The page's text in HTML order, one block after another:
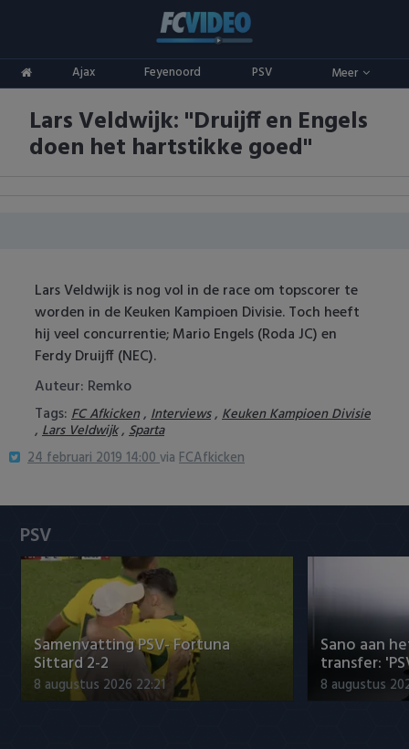
Ajax Feyenoord PSV Meer
ADO Den Haag
Ajax
FC Twente
FC Utrecht
Feyenoord
Heracles Almelo
NAC Breda
PSV
Roda JC
SC Heerenveen
Sparta
Competities
Eredivisie
Vrouwenvoetbal
Champions League
Europa League
Conference League
Oranje
Lars Veldwijk: "Druijff en Engels
doen het hartstikke goed"
Lars Veldwijk is nog vol in de race om topscorer te
worden in de Keuken Kampioen Divisie. Toch heeft
hij veel concurrentie; Mario Engels (Roda JC) en
Ferdy Druijff (NEC).
Auteur: Remko
Tags: FC Afkicken, Interviews, Keuken Kampioen Divisie
, Lars Veldwijk, Sparta
24 februari 2019 14:00via FCAfkicken
PSV
Samenvatting PSV- Fortuna
Sittard 2-2
8 augustus 2026 22:21
Sano aan
transfer:
8 augustus